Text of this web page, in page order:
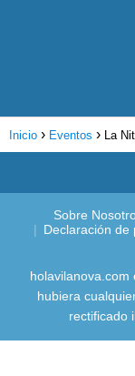
Inicio Eventos La
Sobre
Declaración de
holavilanova.com
hubiera
rectificado